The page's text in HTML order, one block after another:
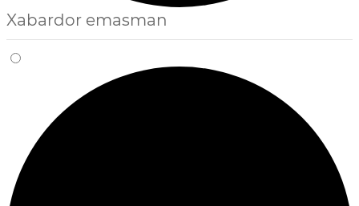
Xabardor emasman